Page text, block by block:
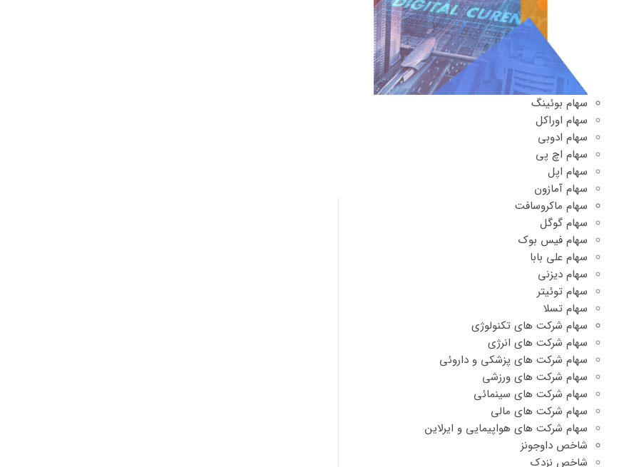
سهام بوئینگ
سهام اوراکل
سهام ادوبی
سهام اچ پی
سهام اپل
سهام آمازون
سهام ماکروسافت
سهام گوگل
سهام فیس بوک
سهام علی بابا
سهام دیزنی
سهام توئیتر
سهام تسلا
سهام شرکت های تکنولوژی
سهام شرکت های انرژی
سهام شرکت های پزشکی و داروئی
سهام شرکت های ورزشی
سهام شرکت های سینمائی
سهام شرکت های مالی
سهام شرکت های هواپیمایی و ایرلاین
شاخص داوجونز
شاخص نزدک